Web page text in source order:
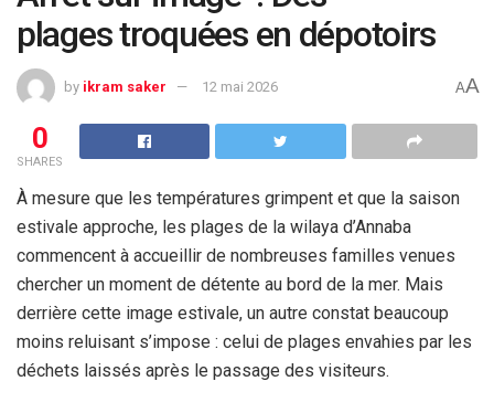
plages troquées en dépotoirs
by ikram saker 12 mai 2026 AA
0
SHARES
À mesure que les températures grimpent et que la saison
estivale approche, les plages de la wilaya d’Annaba
commencent à accueillir de nombreuses familles venues
chercher un moment de détente au bord de la mer. Mais
derrière cette image estivale, un autre constat beaucoup
moins reluisant s’impose : celui de plages envahies par les
déchets laissés après le passage des visiteurs.